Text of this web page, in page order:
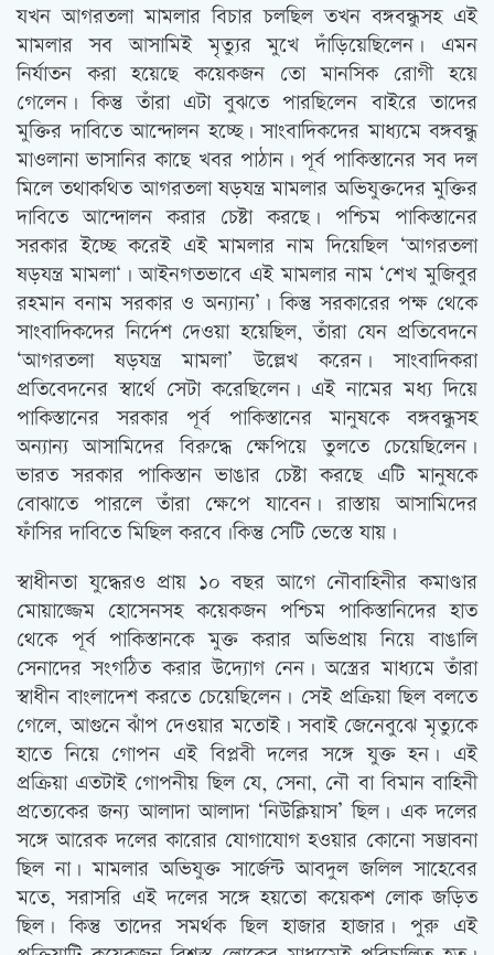
যখন আগরতলা মামলার বিচার চলছিল তখন বঙ্গবন্ধুসহ এই
মামলার সব আসামিই মৃত্যুর মুখে দাঁড়িয়েছিলেন। এমন
নির্যাতন করা হয়েছে কয়েকজন তো মানসিক রোগী হয়ে
গেলেন। কিন্তু তাঁরা এটা বুঝতে পারছিলেন বাইরে তাদের
মুক্তির দাবিতে আন্দোলন হচ্ছে। সাংবাদিকদের মাধ্যমে বঙ্গবন্ধু
মাওলানা ভাসানির কাছে খবর পাঠান। পূর্ব পাকিস্তানের সব দল
মিলে তথাকথিত আগরতলা ষড়যন্ত্র মামলার অভিযুক্তদের মুক্তির
দাবিতে আন্দোলন করার চেষ্টা করছে। পশ্চিম পাকিস্তানের
সরকার ইচ্ছে করেই এই মামলার নাম দিয়েছিল ‘আগরতলা
ষড়যন্ত্র মামলা‘। আইনগতভাবে এই মামলার নাম ‘শেখ মুজিবুর
রহমান বনাম সরকার ও অন্যান্য’। কিন্তু সরকারের পক্ষ থেকে
সাংবাদিকদের নির্দেশ দেওয়া হয়েছিল, তাঁরা যেন প্রতিবেদনে
‘আগরতলা ষড়যন্ত্র মামলা’ উল্লেখ করেন। সাংবাদিকরা
প্রতিবেদনের স্বার্থে সেটা করেছিলেন। এই নামের মধ্য দিয়ে
পাকিস্তানের সরকার পূর্ব পাকিস্তানের মানুষকে বঙ্গবন্ধুসহ
অন্যান্য আসামিদের বিরুদ্ধে ক্ষেপিয়ে তুলতে চেয়েছিলেন।
ভারত সরকার পাকিস্তান ভাঙার চেষ্টা করছে এটি মানুষকে
বোঝাতে পারলে তাঁরা ক্ষেপে যাবেন। রাস্তায় আসামিদের
ফাঁসির দাবিতে মিছিল করবে।কিন্তু সেটি ভেস্তে যায়।
স্বাধীনতা যুদ্ধেরও প্রায় ১০ বছর আগে নৌবাহিনীর কমাণ্ডার
মোয়াজ্জেম হোসেনসহ কয়েকজন পশ্চিম পাকিস্তানিদের হাত
থেকে পূর্ব পাকিস্তানকে মুক্ত করার অভিপ্রায় নিয়ে বাঙালি
সেনাদের সংগঠিত করার উদ্যোগ নেন। অস্ত্রের মাধ্যমে তাঁরা
স্বাধীন বাংলাদেশ করতে চেয়েছিলেন। সেই প্রক্রিয়া ছিল বলতে
গেলে, আগুনে ঝাঁপ দেওয়ার মতোই। সবাই জেনেবুঝে মৃত্যুকে
হাতে নিয়ে গোপন এই বিপ্লবী দলের সঙ্গে যুক্ত হন। এই
প্রক্রিয়া এতটাই গোপনীয় ছিল যে, সেনা, নৌ বা বিমান বাহিনী
প্রত্যেকের জন্য আলাদা আলাদা ‘নিউক্লিয়াস’ ছিল। এক দলের
সঙ্গে আরেক দলের কারোর যোগাযোগ হওয়ার কোনো সম্ভাবনা
ছিল না। মামলার অভিযুক্ত সার্জেন্ট আবদুল জলিল সাহেবের
মতে, সরাসরি এই দলের সঙ্গে হয়তো কয়েকশ লোক জড়িত
ছিল। কিন্তু তাদের সমর্থক ছিল হাজার হাজার। পুরু এই